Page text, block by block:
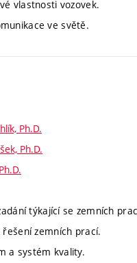
vlastnosti vozovek.
ve světě.
Ph.D.
Ph.D.
týkající se zemních
řešení zemních prací.
a systém kvality.